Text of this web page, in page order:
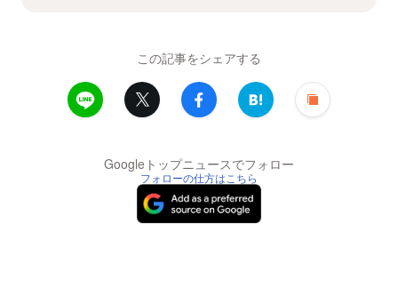
この記事をシェアする
Googleトップニュースでフォロー
フォローの仕方はこちら